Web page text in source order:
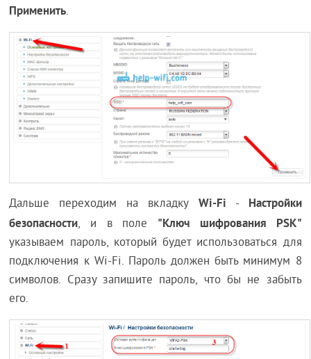
Применить.
Дальше переходим на вкладку Wi-Fi - Настройки
безопасности, и в поле "Ключ шифрования PSK"
указываем пароль, который будет использоваться для
подключения к Wi-Fi. Пароль должен быть минимум 8
символов. Сразу запишите пароль, что бы не забыть
его.